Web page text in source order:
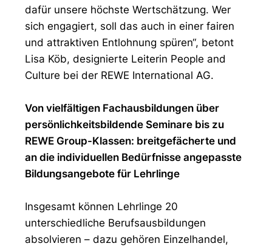
dafür unsere höchste Wertschätzung. Wer
sich engagiert, soll das auch in einer fairen
und attraktiven Entlohnung spüren“, betont
Lisa Köb, designierte Leiterin People and
Culture bei der REWE International AG.
Von vielfältigen Fachausbildungen über
persönlichkeitsbildende Seminare bis zu
REWE Group-Klassen: breitgefächerte und
an die individuellen Bedürfnisse angepasste
Bildungsangebote für Lehrlinge
Insgesamt können Lehrlinge 20
unterschiedliche Berufsausbildungen
absolvieren – dazu gehören Einzelhandel,